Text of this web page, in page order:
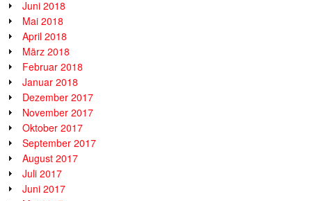
Juni 2018
Mai 2018
April 2018
März 2018
Februar 2018
Januar 2018
Dezember 2017
November 2017
Oktober 2017
September 2017
August 2017
Juli 2017
Juni 2017